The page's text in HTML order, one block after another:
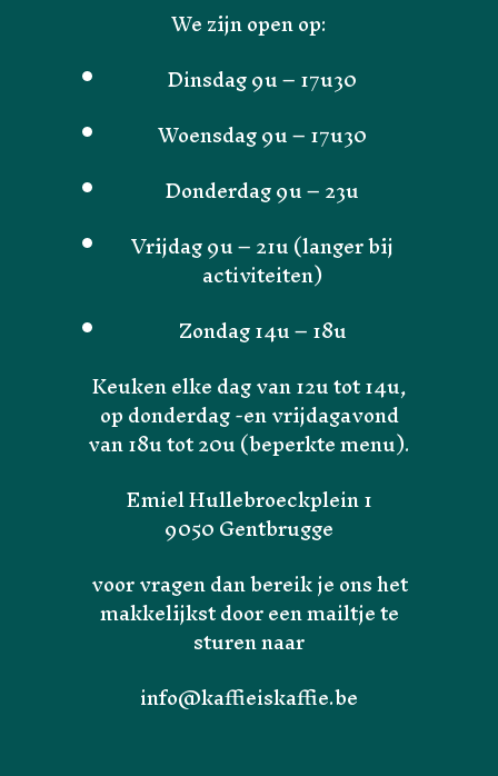
Home
Over Ons
We zijn open op:
Dinsdag 9u – 17u30
Woensdag 9u – 17u30
Donderdag 9u – 23u
Vrijdag 9u – 21u (langer bij
activiteiten)
Zondag 14u – 18u
Keuken elke dag van 12u tot 14u,
op donderdag -en vrijdagavond
van 18u tot 20u (beperkte menu).
Emiel Hullebroeckplein 1
9050 Gentbrugge
voor vragen dan bereik je ons het
makkelijkst door een mailtje te
sturen naar
info@kaffieiskaffie.be